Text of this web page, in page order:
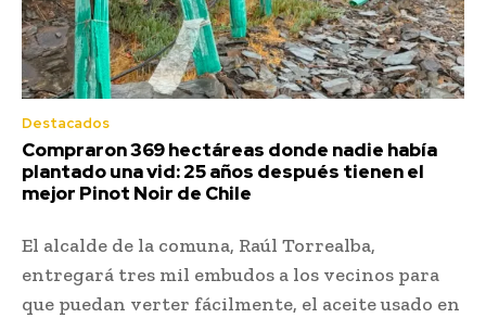
Destacados
Compraron 369 hectáreas donde nadie había
plantado una vid: 25 años después tienen el
mejor Pinot Noir de Chile
El alcalde de la comuna, Raúl Torrealba,
entregará tres mil embudos a los vecinos para
que puedan verter fácilmente, el aceite usado en